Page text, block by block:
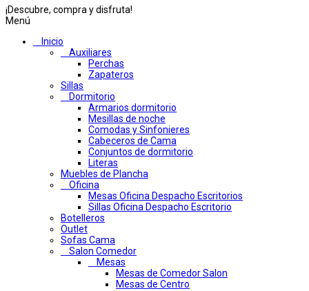
¡Descubre, compra y disfruta!
Menú
Inicio
Auxiliares
Perchas
Zapateros
Sillas
Dormitorio
Armarios dormitorio
Mesillas de noche
Comodas y Sinfonieres
Cabeceros de Cama
Conjuntos de dormitorio
Literas
Muebles de Plancha
Oficina
Mesas Oficina Despacho Escritorios
Sillas Oficina Despacho Escritorio
Botelleros
Outlet
Sofas Cama
Salon Comedor
Mesas
Mesas de Comedor Salon
Mesas de Centro